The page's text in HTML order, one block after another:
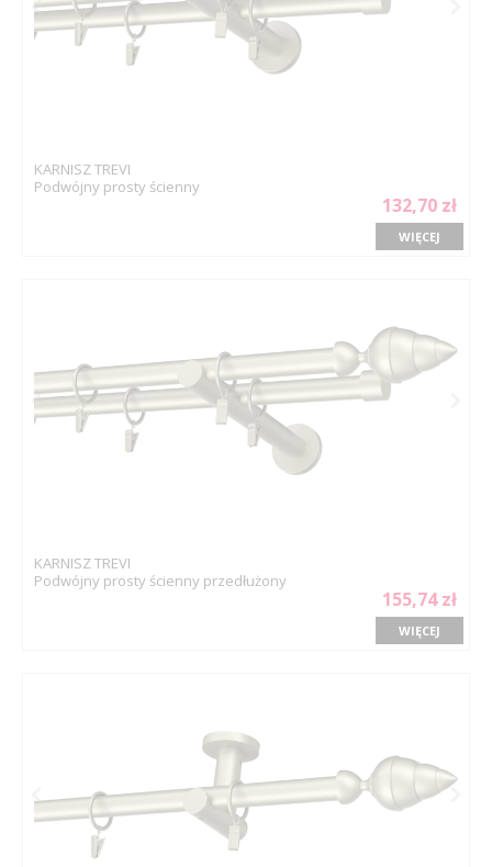
KARNISZ TREVI
Podwójny prosty ścienny
132,70 zł
WIĘCEJ
KARNISZ TREVI
Podwójny prosty ścienny przedłużony
155,74 zł
WIĘCEJ